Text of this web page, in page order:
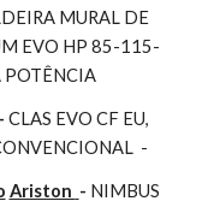
MURAL DE
EVO HP 85-115-
POTÊNCIA
- CLAS EVO CF EU,
-
Ariston - NIMBUS